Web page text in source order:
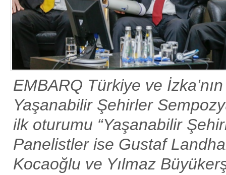
EMBARQ Türkiye ve
Yaşanabilir Şehirler
ilk oturumu “Yaşanabilir
Panelistler ise Gustaf
Kocaoğlu ve Yılmaz